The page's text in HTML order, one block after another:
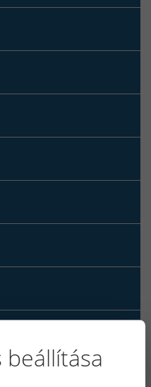
beállítása